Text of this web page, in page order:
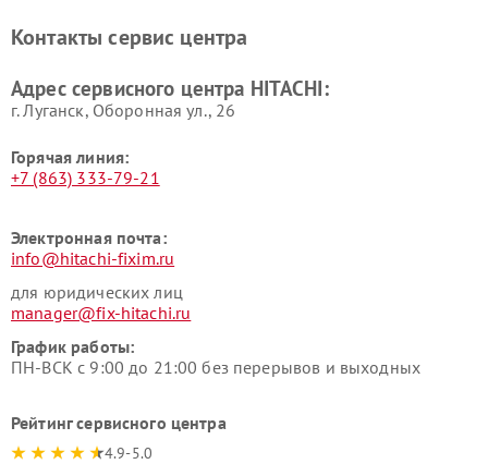
данных HITACHI
HITACHI
HITACHI
HITACHI
Контакты сервис центра
Адрес сервисного центра HITACHI:
г. Луганск, Оборонная ул., 26
Горячая линия:
+7 (863) 333-79-21
Электронная почта:
info@hitachi-fixim.ru
для юридических лиц
manager@fix-hitachi.ru
График работы:
ПН-ВСК с 9:00 до 21:00 без перерывов и выходных
Рейтинг сервисного центра
4.9-5.0